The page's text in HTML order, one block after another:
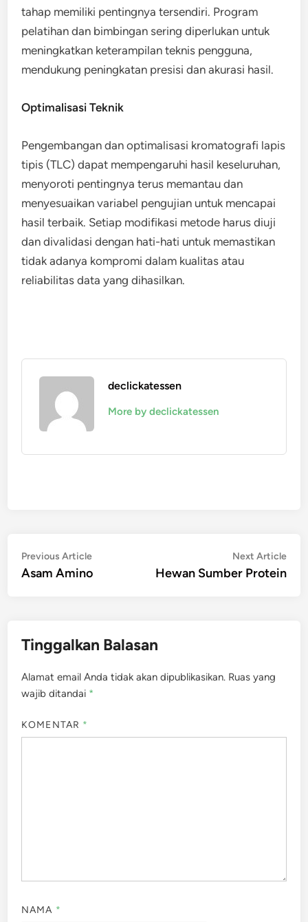
tahap memiliki pentingnya tersendiri. Program
pelatihan dan bimbingan sering diperlukan untuk
meningkatkan keterampilan teknis pengguna,
mendukung peningkatan presisi dan akurasi hasil.
Optimalisasi Teknik
Pengembangan dan optimalisasi kromatografi lapis
tipis (TLC) dapat mempengaruhi hasil keseluruhan,
menyoroti pentingnya terus memantau dan
menyesuaikan variabel pengujian untuk mencapai
hasil terbaik. Setiap modifikasi metode harus diuji
dan divalidasi dengan hati-hati untuk memastikan
tidak adanya kompromi dalam kualitas atau
reliabilitas data yang dihasilkan.
declickatessen
More by declickatessen
Navigasi
pos
Previous ArticlePrevious
article:
Asam Amino
Next Article
Hewan Sumber Protein
Tinggalkan Balasan
Alamat email Anda tidak akan dipublikasikan. Ruas yang
wajib ditandai *
KOMENTAR *
NAMA *